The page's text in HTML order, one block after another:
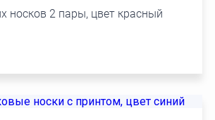
носков 2 пары, цвет красный